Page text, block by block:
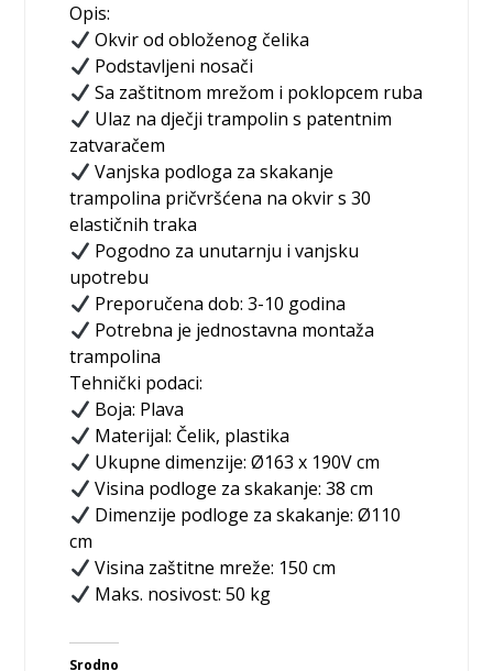
Opis:
Okvir od obloženog čelika
Podstavljeni nosači
Sa zaštitnom mrežom i poklopcem ruba
Ulaz na dječji trampolin s patentnim
zatvaračem
Vanjska podloga za skakanje
trampolina pričvršćena na okvir s 30
elastičnih traka
Pogodno za unutarnju i vanjsku
upotrebu
Preporučena dob: 3-10 godina
Potrebna je jednostavna montaža
trampolina
Tehnički podaci:
Boja: Plava
Materijal: Čelik, plastika
Ukupne dimenzije: Ø163 x 190V cm
Visina podloge za skakanje: 38 cm
Dimenzije podloge za skakanje: Ø110
cm
Visina zaštitne mreže: 150 cm
Maks. nosivost: 50 kg
Srodno